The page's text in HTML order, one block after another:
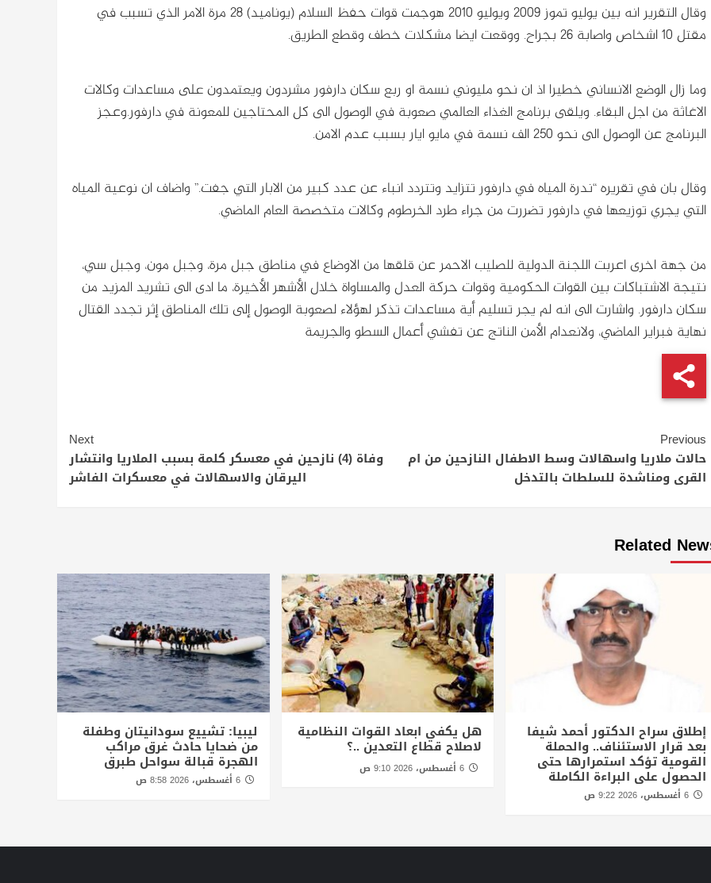
وقال التقرير انه بين يوليو تموز 2009 ويوليو 2010 هوجمت قوات حفظ السلام (يوناميد) 28 مرة الامر الذي تسبب في
مقتل 10 اشخاص واصابة 26 بجراح. ووقعت ايضا مشكلات خطف وقطع الطريق.
وما زال الوضع الانساني خطيرا اذ ان نحو مليوني نسمة او ربع سكان دارفور مشردون ويعتمدون على مساعدات وكالات
الاغاثة من اجل البقاء. ويلقى برنامج الغذاء العالمي صعوبة في الوصول الى كل المحتاجين للمعونة في دارفور.وعجز
البرنامج عن الوصول الى نحو 250 الف نسمة في مايو ايار بسبب عدم الامن.
وقال بان في تقريره “ندرة المياه في دارفور تتزايد وتتردد انباء عن عدد كبير من الابار التي جفت.” واضاف ان نوعية المياه
التي يجري توزيعها في دارفور تضررت من جراء طرد الخرطوم وكالات متخصصة العام الماضي.
من جهة اخرى اعربت اللجنة الدولية للصليب الاحمر عن قلقها من الاوضاع في مناطق جبل مرة، وجبل مون، وجبل سي،
نتيجة الاشتباكات بين القوات الحكومية وقوات حركة العدل والمساواة خلال الأشهر الأخيرة، ما ادى الى تشريد المزيد من
سكان دارفور. واشارت الى انه لم يجر تسليم أية مساعدات تذكر لهؤلاء لصعوبة الوصول إلى تلك المناطق إثر تجدد القتال
نهاية فبراير الماضي، ولانعدام الأمن الناتج عن تفشي أعمال السطو والجريمة
Continue
Reading
Previous
حالات ملاريا واسهالات وسط الاطفال النازحين من ام
القرى ومناشدة للسلطات بالتدخل
Next
وفاة (4) نازحين في معسكر كلمة بسبب الملاريا وانتشار
اليرقان والاسهالات في معسكرات الفاشر
Related
إطلاق سراح الدكتور أحمد شيفا
بعد قرار الاستئناف.. والحملة
القومية تؤكد استمرارها حتى
الحصول على البراءة الكاملة
6 أغسطس، 2026 9:22 ص
هل يكفي ابعاد القوات النظامية
لاصلاح قطاع التعدين ..؟
ليبيا: تشييع سودانيتان وطفلة
من ضحايا حادث غرق مراكب
الهجرة قبالة سواحل طبرق
6 أغسطس، 2026 8:58 ص